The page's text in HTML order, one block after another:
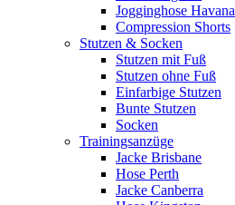
Jogginghose Havana
Compression Shorts
Stutzen & Socken
Stutzen mit Fuß
Stutzen ohne Fuß
Einfarbige Stutzen
Bunte Stutzen
Socken
Trainingsanzüge
Jacke Brisbane
Hose Perth
Jacke Canberra